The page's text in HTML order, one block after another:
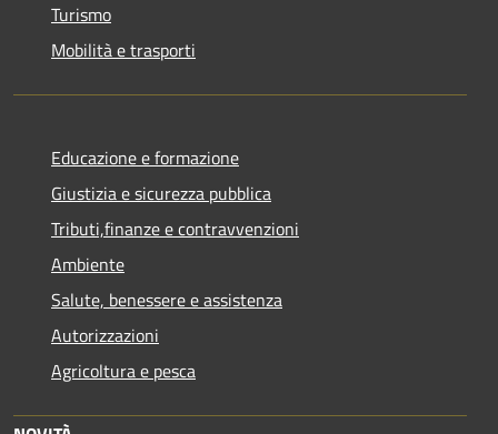
Turismo
Mobilità e trasporti
Educazione e formazione
Giustizia e sicurezza pubblica
Tributi,finanze e contravvenzioni
Ambiente
Salute, benessere e assistenza
Autorizzazioni
Agricoltura e pesca